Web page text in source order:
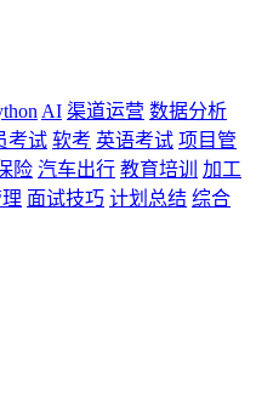
AI 渠道运营 数据分析
考试 软考 英语考试 项目管
险 汽车出行 教育培训
加工
面试技巧 计划总结 综合